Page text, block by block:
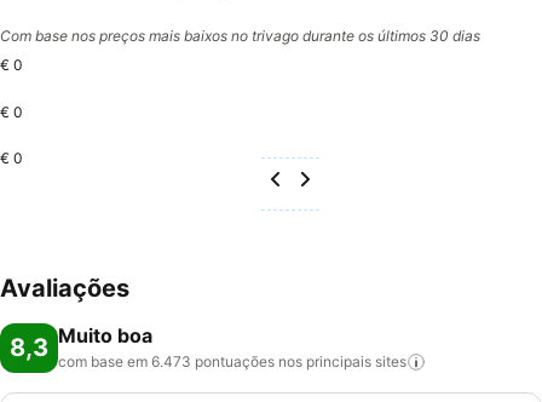
Com base nos preços mais baixos no trivago durante os últimos 30 dias
€ 0
€ 0
€ 0
Avaliações
8,3 Muito boa
com base em 6.473 pontuações nos principais sites